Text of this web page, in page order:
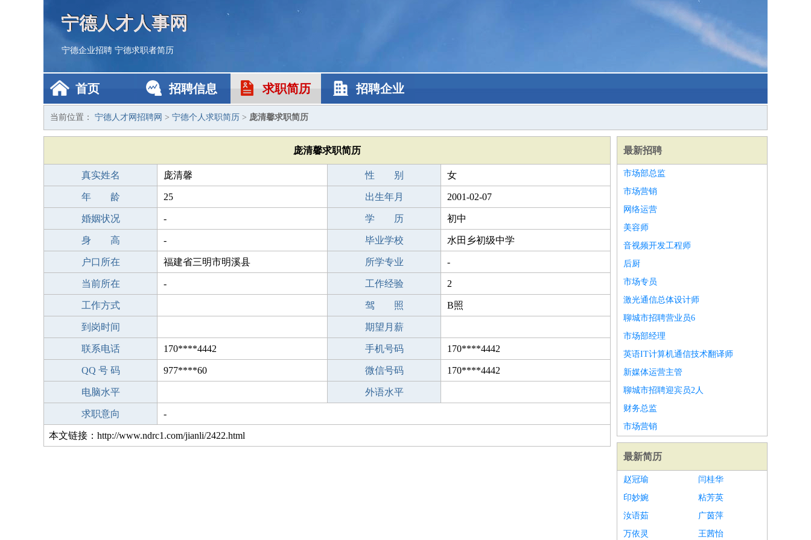
宁德人才人事网
宁德企业招聘 宁德求职者简历
首页 招聘信息 求职简历 招聘企业
当前位置： 宁德人才网招聘网 > 宁德个人求职简历 > 庞清馨求职简历
庞清馨求职简历
真实姓名 庞清馨 性 别 女
年 龄 25 出生年月 2001-02-07
婚姻状况 - 学 历 初中
身 高 - 毕业学校 水田乡初级中学
户口所在 福建省三明市明溪县 所学专业 -
当前所在 - 工作经验 2
工作方式 驾 照 B照
到岗时间 期望月薪
联系电话 170****4442 手机号码 170****4442
QQ 号 码 977****60 微信号码 170****4442
电脑水平 外语水平
求职意向 -
本文链接：http://www.ndrc1.com/jianli/2422.html
最新招聘
市场部总监
市场营销
网络运营
美容师
音视频开发工程师
后厨
市场专员
激光通信总体设计师
聊城市招聘营业员6
市场部经理
英语IT计算机通信技术翻译师
新媒体运营主管
聊城市招聘迎宾员2人
财务总监
市场营销
最新简历
赵冠瑜
闫桂华
印妙婉
粘芳英
汝语茹
广茵萍
万依灵
王茜怡